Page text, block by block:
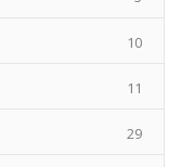
10
11
29